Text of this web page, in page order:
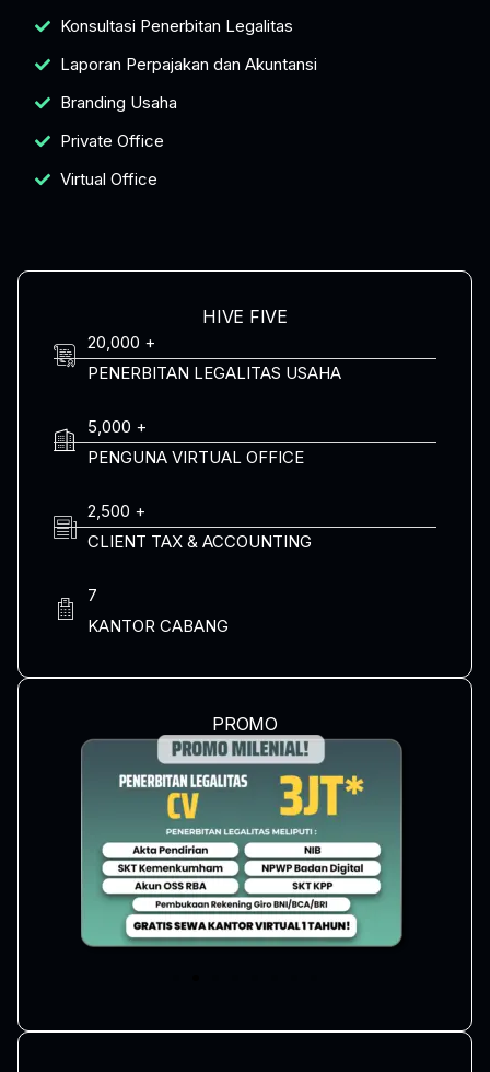
Konsultasi Penerbitan Legalitas
Laporan Perpajakan dan Akuntansi
Branding Usaha
Private Office
Virtual Office
HIVE FIVE
20,000 +
PENERBITAN LEGALITAS USAHA
5,000 +
PENGUNA VIRTUAL OFFICE
2,500 +
CLIENT TAX & ACCOUNTING
7
KANTOR CABANG
PROMO